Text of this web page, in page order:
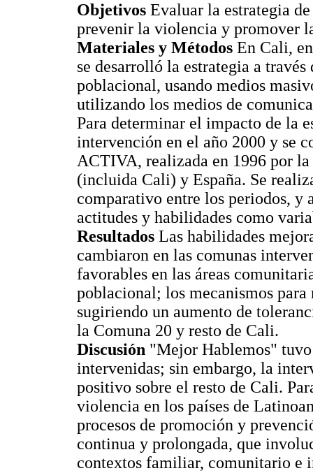
Objetivos Evaluar la estrategia
prevenir la violencia y promover
Materiales y Métodos En Cali,
se desarrolló la estrategia a
poblacional, usando medios
utilizando los medios de
Para determinar el impacto de la
intervención en el año 2000 y se
ACTIVA, realizada en 1996 por
(incluida Cali) y España. Se
comparativo entre los periodos,
actitudes y habilidades como
Resultados Las habilidades
cambiaron en las comunas
favorables en las áreas
poblacional; los mecanismos
sugiriendo un aumento de
la Comuna 20 y resto de Cali.
Discusión "Mejor Hablemos"
intervenidas; sin embargo, la
positivo sobre el resto de Cali.
violencia en los países de
procesos de promoción y
continua y prolongada, que
contextos familiar, comunitario e